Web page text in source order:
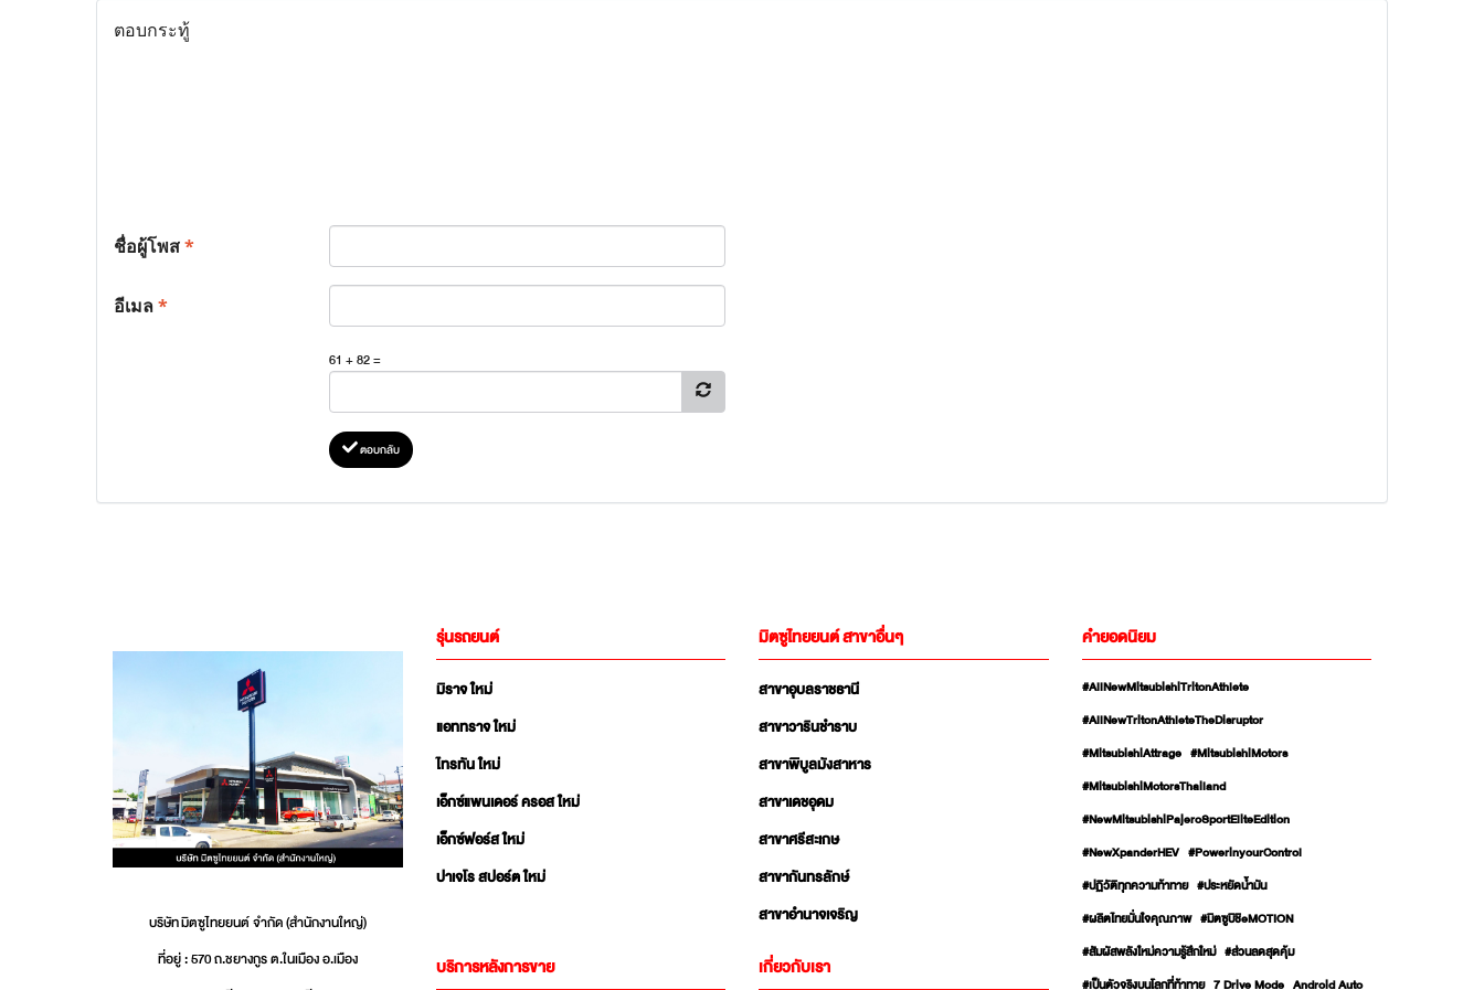
ตอบกระทู้
ชื่อผู้โพส*
อีเมล*
61 + 82 =
ตอบกลับ
บริษัท มิตซูไทยยนต์ จำกัด (สำนักงานใหญ่)
ที่อยู่ : 570 ถ.ชยางกูร ต.ในเมือง อ.เมือง
รุ่นรถยนต์
มิราจ ใหม่
แอททราจ ใหม่
ไทรทัน ใหม่
เอ็กซ์แพนเดอร์ ครอส ใหม่
เอ็กซ์ฟอร์ส ใหม่
ปาเจโร สปอร์ต ใหม่
มิตซูไทยยนต์ สาขาอื่นๆ
สาขาอุบลราชธานี
สาขาวารินชำราบ
สาขาพิบูลมังสาหาร
สาขาเดชอุดม
สาขาศรีสะเกษ
สาขากันทรลักษ์
สาขาอำนาจเจริญ
บริการหลังการขาย เกี่ยวกับเรา
คำยอดนิยม
#AllNewMitsubishiTritonAthlete
#AllNewTritonAthleteTheDisruptor
#MitsubishiAttrage #MitsubishiMotors
#MitsubishiMotorsThailand
#NewMitsubishiPajeroSportEliteEdition
#NewXpanderHEV #PowerinyourControl
#ปฏิวัติทุกความท้าทาย #ประหยัดน้ำมัน
#ผลิตไทยมั่นใจคุณภาพ #มิตซูบิชิeMOTION
#สัมผัสพลังใหม่ความรู้สึกใหม่ #ส่วนลดสุดคุ้ม
#เป็นตัวจริงบนโลกที่ท้าทาย 7 Drive Mode Android Auto